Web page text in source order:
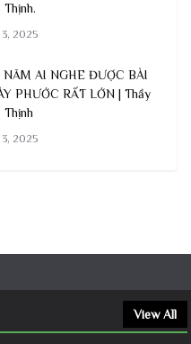
3, 2025
NĂM AI NGHE ĐƯỢC BÀI
PHƯỚC RẤT LỚN | Thầy
3, 2025
View All